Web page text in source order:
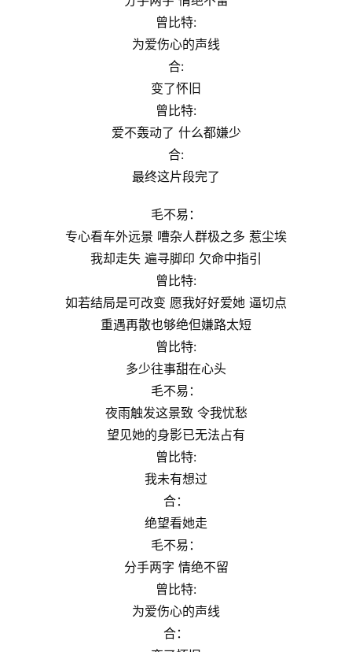
曾比特:
为爱伤心的声线
合:
变了怀旧
曾比特:
爱不轰动了 什么都嫌少
合:
最终这片段完了
毛不易：
专心看⻋外远景 嘈杂人群极之多 惹尘埃
我却走失 遍寻脚印 欠命中指引
曾比特:
如若结局是可改变 愿我好好爱她 逼切点
重遇再散也够绝但嫌路太短
曾比特:
多少往事甜在心头
毛不易：
夜雨触发这景致 令我忧愁
望⻅她的身影已无法占有
曾比特:
我未有想过
合：
绝望看她走
毛不易：
分手两字 情绝不留
曾比特:
为爱伤心的声线
合：